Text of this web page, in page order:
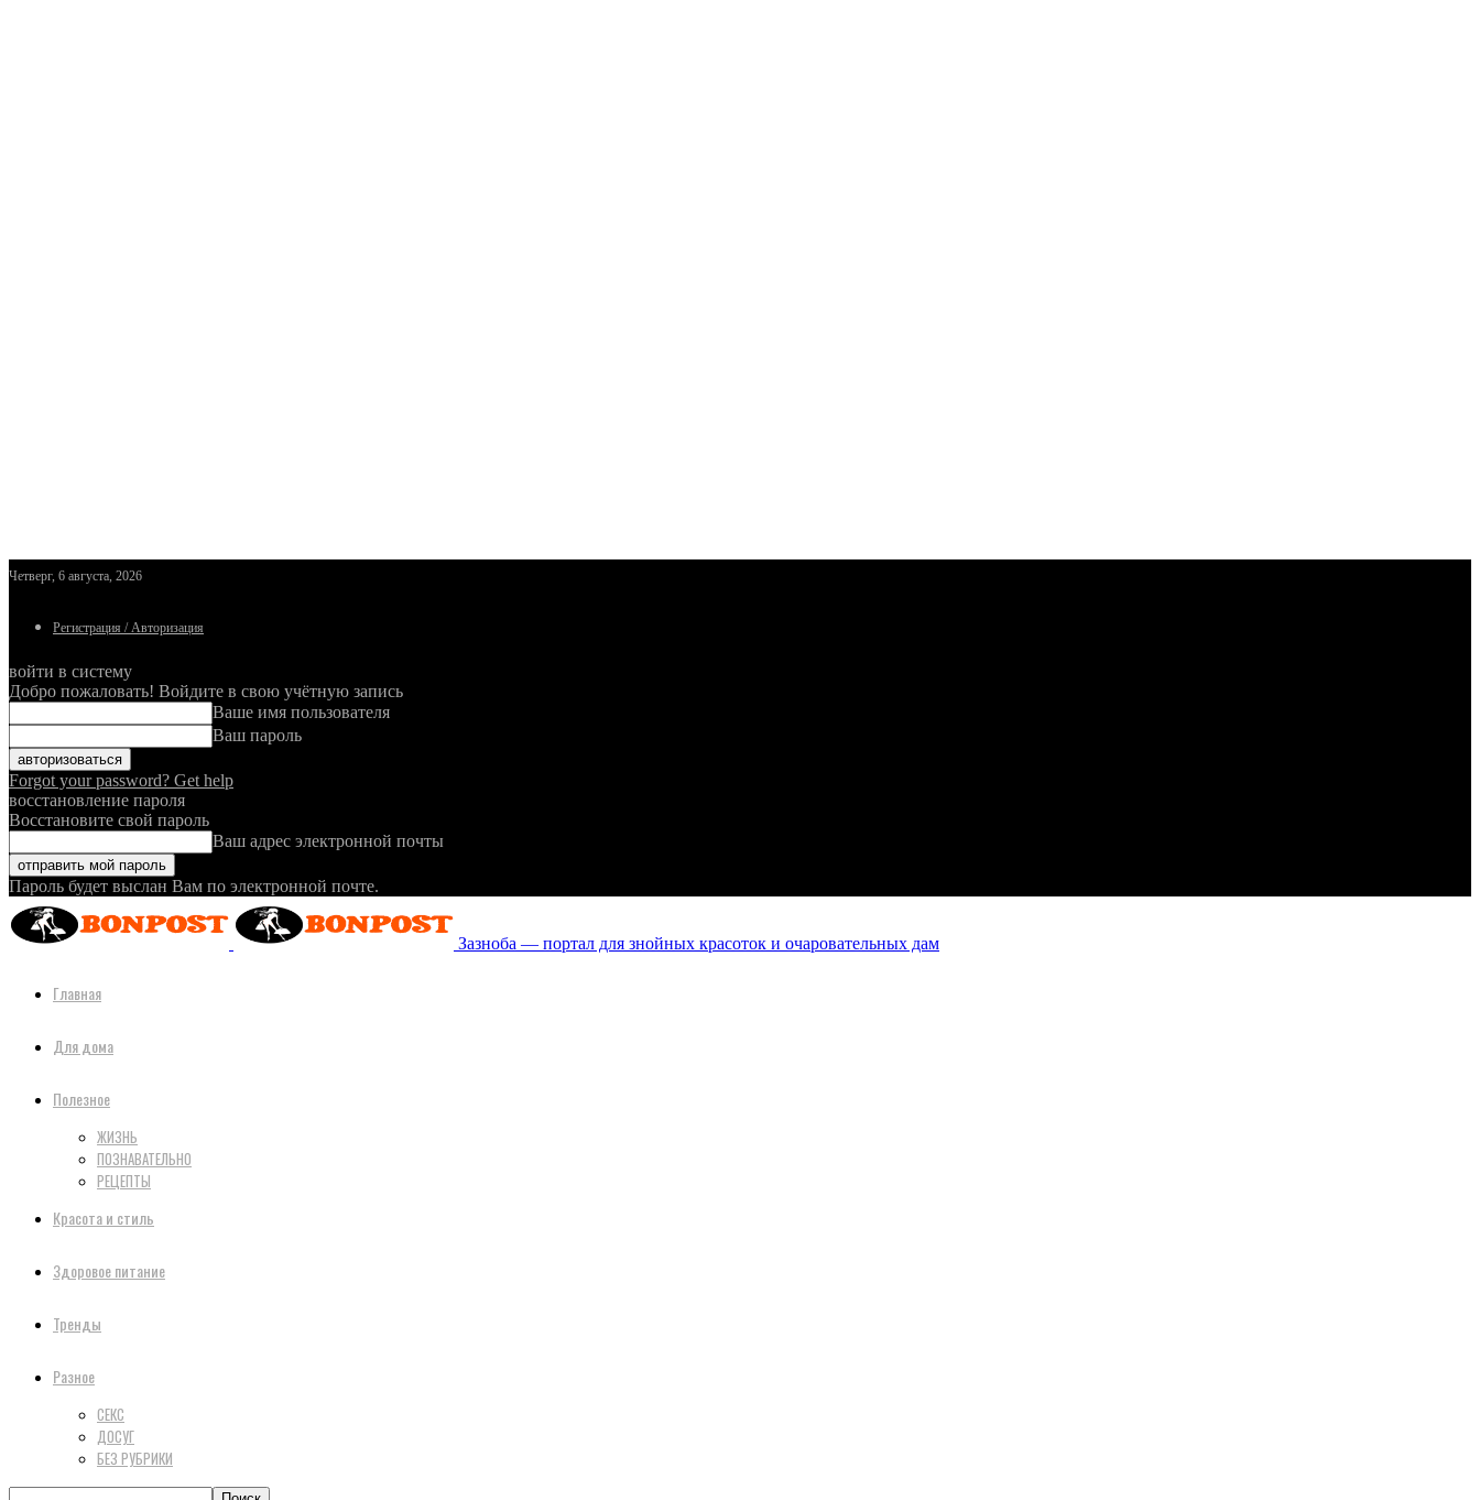
Четверг, 6 августа, 2026
Регистрация / Авторизация
войти в систему
Добро пожаловать! Войдите в свою учётную запись
Ваше имя пользователя
Ваш пароль
Forgot your password? Get help
восстановление пароля
Восстановите свой пароль
Ваш адрес электронной почты
Пароль будет выслан Вам по электронной почте.
Зазноба — портал для знойных красоток и очаровательных дам
Главная
Для дома
Полезное
ЖИЗНЬ
ПОЗНАВАТЕЛЬНО
РЕЦЕПТЫ
Красота и стиль
Здоровое питание
Тренды
Разное
СЕКС
ДОСУГ
БЕЗ РУБРИКИ